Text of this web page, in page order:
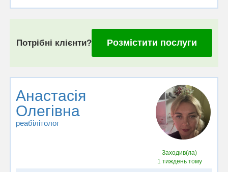
Потрібні клієнти? Розмістити послуги
Анастасія
Олегівна
реабілітолог
Заходив(ла)
1 тиждень тому